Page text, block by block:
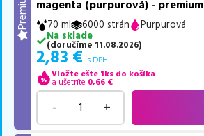
Premium
magenta (purpurová) - premium
70 ml 6000 strán
Purpurová
Na sklade
(doručíme 11.08.2026)
2,83 € s DPH
Vložte ešte 1ks do košíka
a ušetríte 0,66 €
- +